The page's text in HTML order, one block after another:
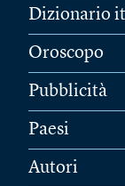
Dizionario
Oroscopo
Pubblicità
Paesi
Autori